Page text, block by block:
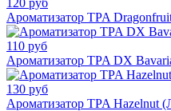
Ароматизатор TPA
110 руб
Ароматизатор TPA DX
130 руб
Ароматизатор TPA Hazelnut